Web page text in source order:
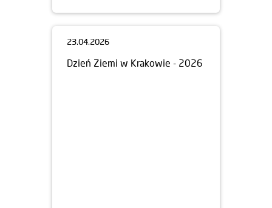
23.04.2026
Dzień Ziemi w Krakowie - 2026